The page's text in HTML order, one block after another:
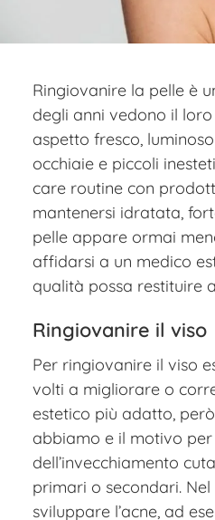
Ringiovanire la pelle è
degli anni vedono il
aspetto fresco,
occhiaie e piccoli
care routine con
mantenersi idratata,
pelle appare ormai
affidarsi a un medico
qualità possa restituire
Ringiovanire il viso
Per ringiovanire il viso
volti a migliorare o
estetico più adatto,
abbiamo e il motivo
dell’invecchiamento
primari o secondari.
sviluppare l’acne, ad